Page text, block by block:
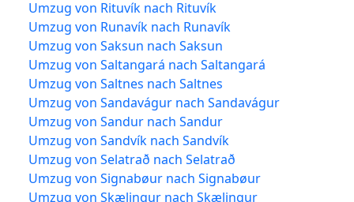
Umzug von Rituvík nach Rituvík
Umzug von Runavík nach Runavík
Umzug von Saksun nach Saksun
Umzug von Saltangará nach Saltangará
Umzug von Saltnes nach Saltnes
Umzug von Sandavágur nach Sandavágur
Umzug von Sandur nach Sandur
Umzug von Sandvík nach Sandvík
Umzug von Selatrað nach Selatrað
Umzug von Signabøur nach Signabøur
Umzug von Skælingur nach Skælingur